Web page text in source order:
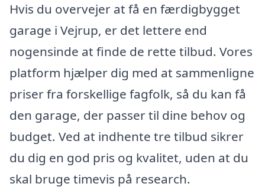
Hvis du overvejer at få en færdigbygget
garage i Vejrup, er det lettere end
nogensinde at finde de rette tilbud. Vores
platform hjælper dig med at sammenligne
priser fra forskellige fagfolk, så du kan få
den garage, der passer til dine behov og
budget. Ved at indhente tre tilbud sikrer
du dig en god pris og kvalitet, uden at du
skal bruge timevis på research.